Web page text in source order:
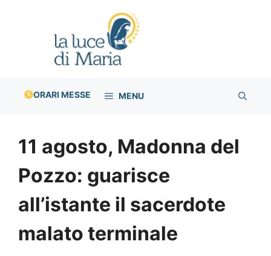
ORARI MESSE MENU
11 agosto, Madonna del
Pozzo: guarisce
all’istante il sacerdote
malato terminale